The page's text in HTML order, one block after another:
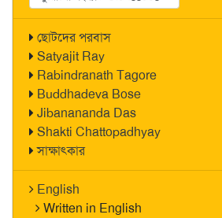
ছোটদের পরবাস
Satyajit Ray
Rabindranath Tagore
Buddhadeva Bose
Jibanananda Das
Shakti Chattopadhyay
সাক্ষাৎকার
English
Written in English